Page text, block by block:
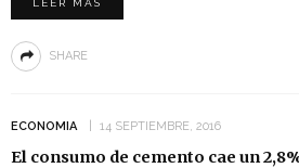
LEER MÁS
SHARE
ECONOMIA 14 SEPTIEMBRE, 2016
El consumo de cemento cae un